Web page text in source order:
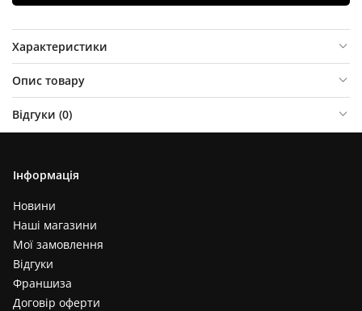
Характеристики
Опис товару
Відгуки (0)
Інформація
Новини
Наші магазини
Мої замовлення
Відгуки
Франшиза
Договір оферти